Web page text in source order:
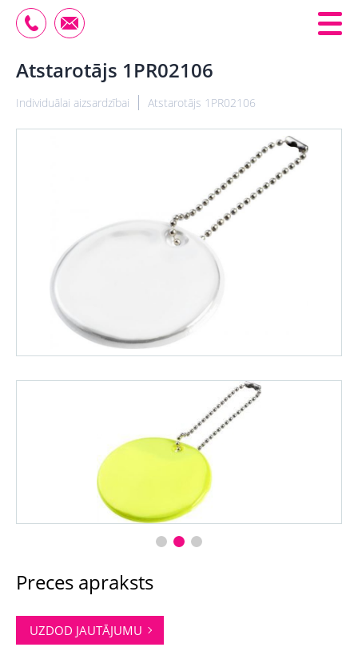
Atstarotājs 1PR02106
Individuālai aizsardzībai Atstarotājs 1PR02106
Preces apraksts
UZDOD JAUTĀJUMU